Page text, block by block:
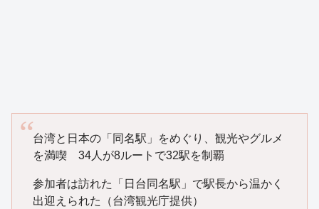
台湾と日本の「同名駅」をめぐり、観光やグルメ
を満喫 34人が8ルートで32駅を制覇
参加者は訪れた「日台同名駅」で駅長から温かく
出迎えられた（台湾観光庁提供）